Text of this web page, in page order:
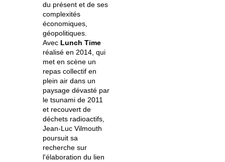
du présent et de ses
complexités
économiques,
géopolitiques.
Avec Lunch Time
réalisé en 2014, qui
met en scène un
repas collectif en
plein air dans un
paysage dévasté par
le tsunami de 2011
et recouvert de
déchets radioactifs,
Jean-Luc Vilmouth
poursuit sa
recherche sur
l'élaboration du lien